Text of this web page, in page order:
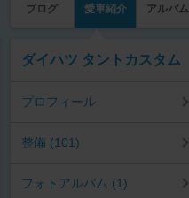
ブログ 愛車紹介 アルバム
ダイハツ タントカスタム
プロフィール
整備 (101)
フォトアルバム (1)